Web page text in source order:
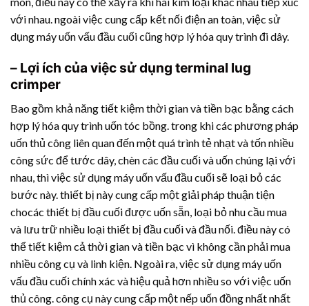
với nhau. ngoài việc cung cấp kết nối điện an toàn, việc sử
dụng máy uốn vấu đầu cuối cũng hợp lý hóa quy trình đi dây.
– Lợi ích của việc sử dụng terminal lug
crimper
Bao gồm khả năng tiết kiệm thời gian và tiền bạc bằng cách
hợp lý hóa quy trình uốn tóc bồng. trong khi các phương pháp
uốn thủ công liên quan đến một quá trình tẻ nhạt và tốn nhiều
công sức để tước dây, chèn các đầu cuối và uốn chúng lại với
nhau, thì việc sử dụng máy uốn vấu đầu cuối sẽ loại bỏ các
bước này. thiết bị này cung cấp một giải pháp thuận tiện
chocác thiết bị đầu cuối được uốn sẵn, loại bỏ nhu cầu mua
và lưu trữ nhiều loại thiết bị đầu cuối và đầu nối. điều này có
thể tiết kiệm cả thời gian và tiền bạc vì không cần phải mua
nhiều công cụ và linh kiện. Ngoài ra, việc sử dụng máy uốn
vấu đầu cuối chính xác và hiệu quả hơn nhiều so với việc uốn
thủ công. công cụ này cung cấp một nếp uốn đồng nhất nhất